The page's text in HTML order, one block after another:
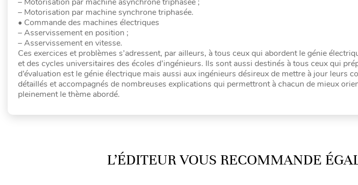
– Motorisation par machine synchrone triphasée.
• Commande des machines électriques
– Asservissement en position ;
– Asservissement en vitesse.
Ces exercices et problèmes s’adressent, par ailleurs, à tous ceux qui abordent le génie
et des cycles universitaires des écoles d’ingénieurs. Ils sont aussi destinés à tous ceux qui
d’évaluation est le génie électrique mais aussi aux ingénieurs désireux de mettre à jour leurs
détaillés et accompagnés de nombreuses explications qui permettront à chacun de mieux
pleinement le thème abordé.
L’ÉDITEUR VOUS RECOMMANDE